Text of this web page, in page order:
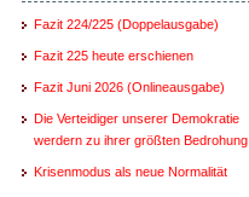
Fazit 224/225 (Doppelausgabe)
Fazit 225 heute erschienen
Fazit Juni 2026 (Onlineausgabe)
Die Verteidiger unserer Demokratie
werdern zu ihrer größten Bedrohung
Krisenmodus als neue Normalität